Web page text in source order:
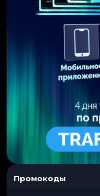
Промокоды